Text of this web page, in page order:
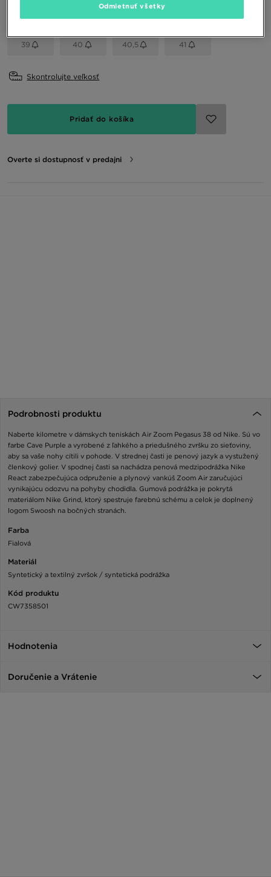
36 36,5 37,5 38 38,5
39 40 40,5 41
Skontrolujte veľkosť
Pridať do košíka
Overte si dostupnosť v predajni
Podrobnosti produktu
Naberte kilometre v dámskych teniskách Air Zoom Pegasus 38 od Nike. Sú vo
farbe Cave Purple a vyrobené z ľahkého a priedušného zvršku zo sieťoviny,
aby sa vaše nohy cítili v pohode. V strednej časti je penový jazyk a vystužený
členkový golier. V spodnej časti sa nachádza penová medzipodrážka Nike
React zabezpečujúca odpruženie a plynový vankúš Zoom Air zaručujúci
vynikajúcu odozvu na pohyby chodidla. Gumová podrážka je pokrytá
materiálom Nike Grind, ktorý spestruje farebnú schému a celok je doplnený
logom Swoosh na bočných stranách.
Farba
Fialová
Materiál
Syntetický a textilný zvršok / syntetická podrážka
Kód produktu
CW7358501
Hodnotenia
Doručenie a Vrátenie
Odmietnuť všetky